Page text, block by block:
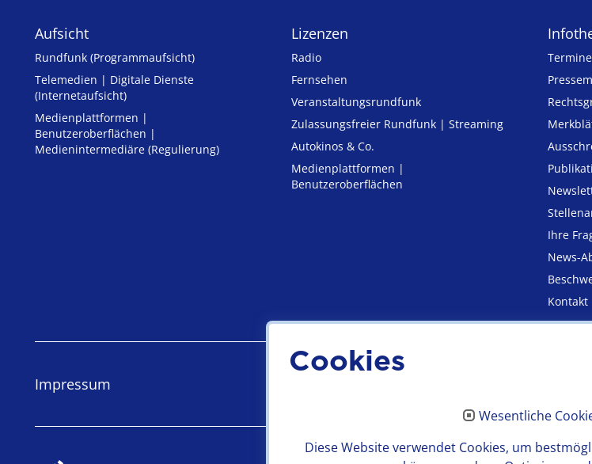
Aufsicht
Rundfunk (Programmaufsicht)
Telemedien | Digitale Dienste
(Internetaufsicht)
Medienplattformen |
Benutzeroberflächen |
Medienintermediäre (Regulierung)
Lizenzen
Radio
Fernsehen
Veranstaltungsrundfunk
Zulassungs­freier Rund­funk | Streaming
Autokinos & Co.
Medienplattformen |
Benutzeroberflächen
Termine
Ihre
News-
Kontakt
Impressum
Cookies
Wesentliche
Diese Website verwendet Cookies, um